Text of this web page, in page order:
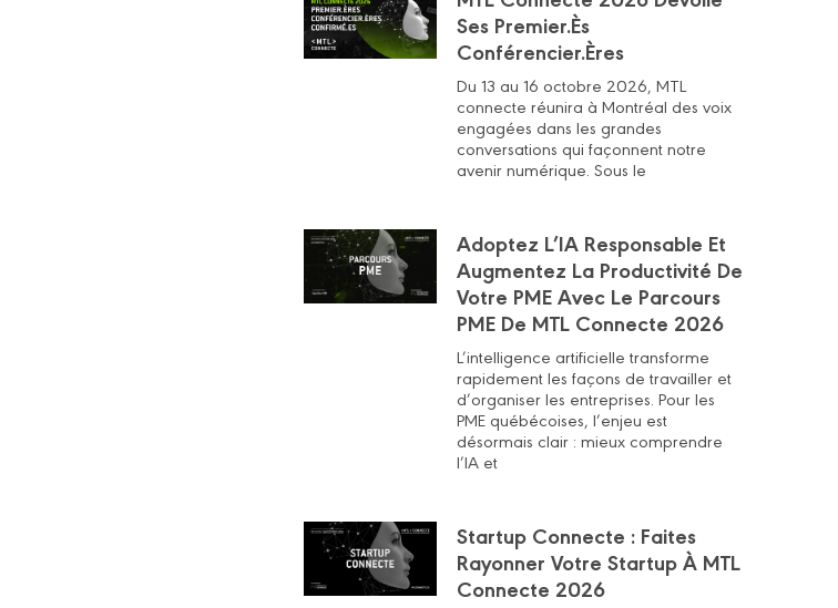
Ses Premier.ès
Conférencier.ères
Du 13 au 16 octobre 2026, MTL
connecte réunira à Montréal des voix
engagées dans les grandes
conversations qui façonnent notre
avenir numérique. Sous le
Adoptez L’IA Responsable Et
Augmentez La Productivité De
Votre PME Avec Le Parcours
PME De MTL Connecte 2026
L’intelligence artificielle transforme
rapidement les façons de travailler et
d’organiser les entreprises. Pour les
PME québécoises, l’enjeu est
désormais clair : mieux comprendre
l’IA et
Startup Connecte : Faites
Rayonner Votre Startup À MTL
Connecte 2026